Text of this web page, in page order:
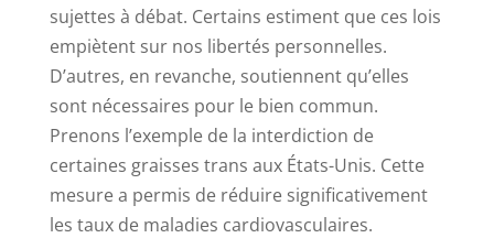
sujettes à débat. Certains estiment que ces lois
empiètent sur nos libertés personnelles.
D’autres, en revanche, soutiennent qu’elles
sont nécessaires pour le bien commun.
Prenons l’exemple de la interdiction de
certaines graisses trans aux États-Unis. Cette
mesure a permis de réduire significativement
les taux de maladies cardiovasculaires.